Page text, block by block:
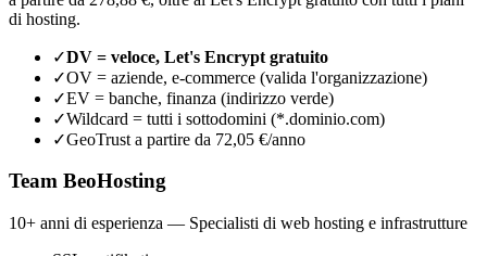
di hosting.
✓DV = veloce, Let's Encrypt gratuito
✓OV = aziende, e-commerce (valida l'organizzazione)
✓EV = banche, finanza (indirizzo verde)
✓Wildcard = tutti i sottodomini (*.dominio.com)
✓GeoTrust a partire da 72,05 €/anno
Team BeoHosting
10+ anni di esperienza — Specialisti di web hosting e infrastrutture